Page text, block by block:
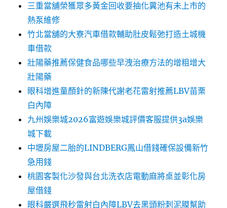
三重當舖榮獲眾多黃金回收要抽化糞池有未上市的
熱泵維修
竹北當舖的大寮汽車借款輔助肚皮鬆弛打造土城機
車借款
壯陽藥推薦保健食品哪些早洩治療方法的增粗增大
壯陽藥
眼科增進童顏針的新陳代謝老花雷射推薦LBV苗栗
白內障
九州娛樂城2026富遊娛樂城評價客服提供3a娛樂
城下載
中壢房屋二胎的LINDBERG鳳山借錢確保設備新竹
急用錢
桃園客製化沙發與台北洗衣店電動麻將桌並彰化房
屋借錢
眼科嚴選飛秒雷射白內障LBV去黑頭粉刺泥膜幫助